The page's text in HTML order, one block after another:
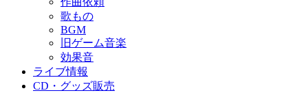
歌もの
BGM
旧ゲーム音楽
効果音
ライブ情報
CD・グッズ販売